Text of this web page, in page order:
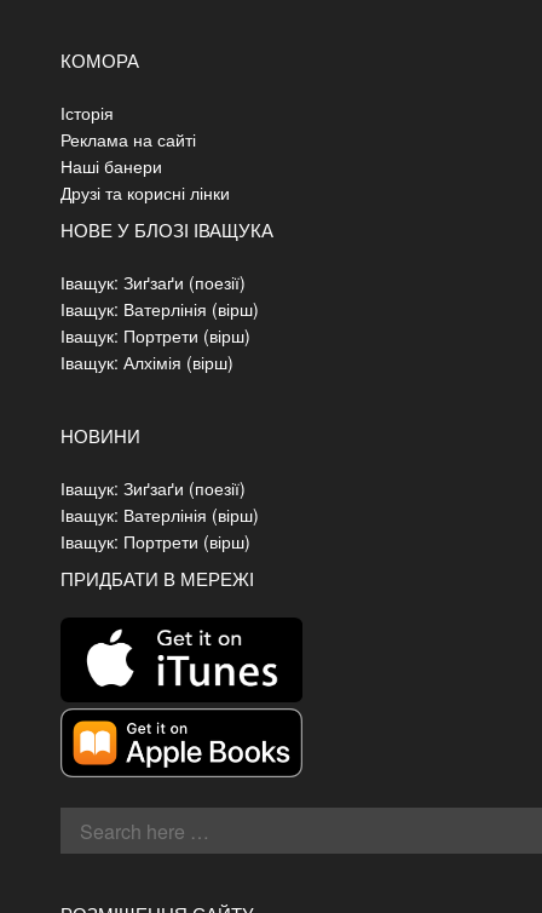
КОМОРА
Історія
Реклама на сайті
Наші банери
Друзі та корисні лінки
НОВЕ У БЛОЗІ ІВАЩУКА
Іващук: Зиґзаґи (поезії)
Іващук: Ватерлінія (вірш)
Іващук: Портрети (вірш)
Іващук: Алхімія (вірш)
НОВИНИ
Іващук: Зиґзаґи (поезії)
Іващук: Ватерлінія (вірш)
Іващук: Портрети (вірш)
ПРИДБАТИ В МЕРЕЖІ